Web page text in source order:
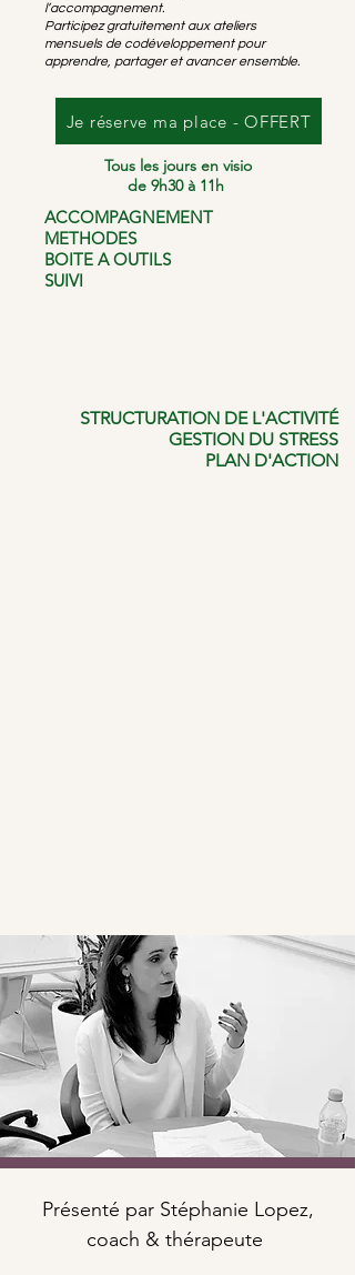
l’accompagnement.
Participez gratuitement aux ateliers
mensuels de codéveloppement pour
apprendre, partager et avancer ensemble.
Je réserve ma place - OFFERT
Tous les jours en visio
de 9h30 à 11h
ACCOMPAGNEMENT
METHODES
BOITE A OUTILS
SUIVI
STRUCTURATION DE L'ACTIVITÉ
GESTION DU STRESS
PLAN D'ACTION
Présenté par Stéphanie Lopez,
coach & thérapeute